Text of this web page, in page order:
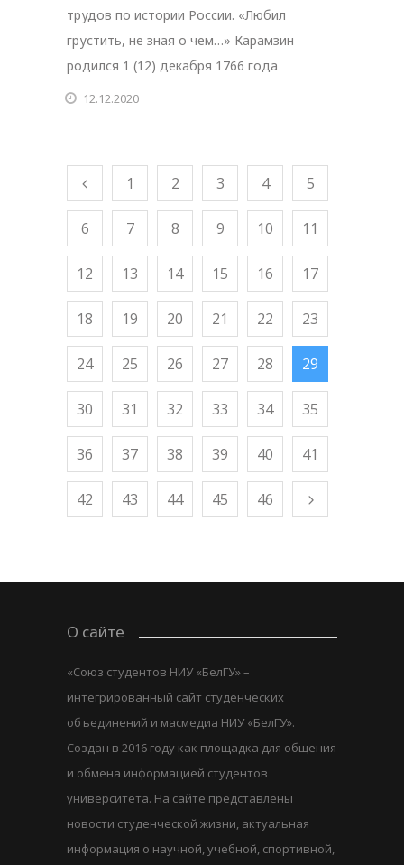
трудов по истории России. «Любил
грустить, не зная о чем…» Карамзин
родился 1 (12) декабря 1766 года
12.12.2020
1 2 3 4 5
6 7 8 9 10 11
12 13 14 15 16 17
18 19 20 21 22 23
24 25 26 27 28 29
30 31 32 33 34 35
36 37 38 39 40 41
42 43 44 45 46
О сайте
«Союз студентов НИУ «БелГУ» –
интегрированный сайт студенческих
объединений и масмедиа НИУ «БелГУ».
Создан в 2016 году как площадка для общения
и обмена информацией студентов
университета. На сайте представлены
новости студенческой жизни, актуальная
информация о научной, учебной, спортивной,